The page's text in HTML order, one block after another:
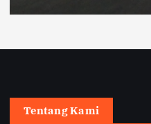
Tentang Kami